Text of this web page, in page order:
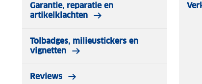
Garantie, reparatie en
artikelklachten
Tolbadges, milieustickers en
vignetten
Reviews